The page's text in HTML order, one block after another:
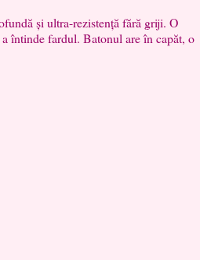
și ultra-rezistență fără griji. O
întinde fardul. Batonul are în capăt, o